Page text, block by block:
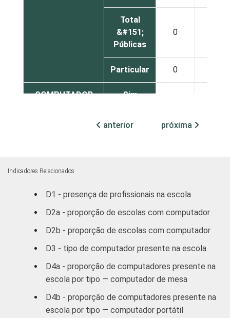
Total
&#151;
Públicas
0
Particular 0
COMPUTADOR
Sim
Não 0
INSTALADA NO
DE INFORMÁTICA
0
computador.
Fonte: NIC.br - out/dez 2011
anterior próxima
Indicadores Relacionados
D1 - presença de profissionais na escola
D2a - proporção de escolas com computador
D2b - proporção de escolas com computador
D3 - tipo de computador presente na escola
D4a - proporção de computadores presente na
escola por tipo — computador de mesa
D4b - proporção de computadores presente na
escola por tipo — computador portátil